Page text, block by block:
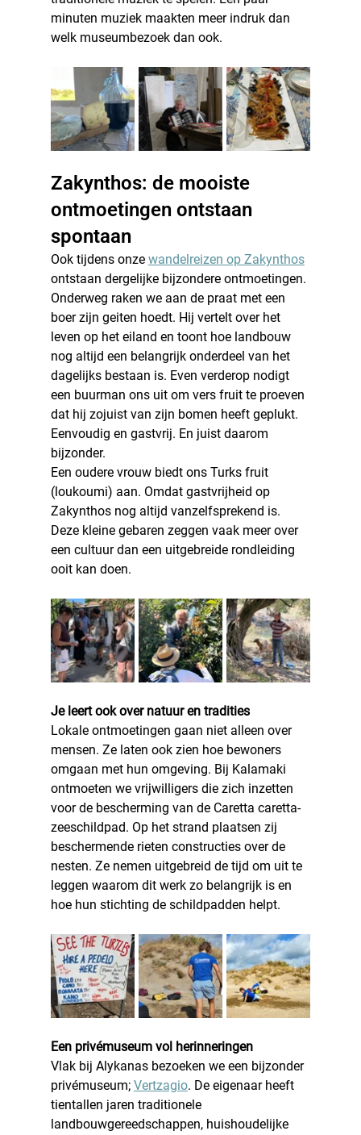
minuten muziek maakten meer indruk dan
welk museumbezoek dan ook.
Zakynthos: de mooiste
ontmoetingen ontstaan
spontaan
Ook tijdens onze wandelreizen op Zakynthos
ontstaan dergelijke bijzondere ontmoetingen.
Onderweg raken we aan de praat met een
boer zijn geiten hoedt. Hij vertelt over het
leven op het eiland en toont hoe landbouw
nog altijd een belangrijk onderdeel van het
dagelijks bestaan is. Even verderop nodigt
een buurman ons uit om vers fruit te proeven
dat hij zojuist van zijn bomen heeft geplukt.
Eenvoudig en gastvrij. En juist daarom
bijzonder.
Een oudere vrouw biedt ons Turks fruit
(loukoumi) aan. Omdat gastvrijheid op
Zakynthos nog altijd vanzelfsprekend is.
Deze kleine gebaren zeggen vaak meer over
een cultuur dan een uitgebreide rondleiding
ooit kan doen.
Je leert ook over natuur en tradities
Lokale ontmoetingen gaan niet alleen over
mensen. Ze laten ook zien hoe bewoners
omgaan met hun omgeving. Bij Kalamaki
ontmoeten we vrijwilligers die zich inzetten
voor de bescherming van de Caretta caretta-
zeeschildpad. Op het strand plaatsen zij
beschermende rieten constructies over de
nesten. Ze nemen uitgebreid de tijd om uit te
leggen waarom dit werk zo belangrijk is en
hoe hun stichting de schildpadden helpt.
Een privémuseum vol herinneringen
Vlak bij Alykanas bezoeken we een bijzonder
privémuseum; Vertzagio. De eigenaar heeft
tientallen jaren traditionele
landbouwgereedschappen, huishoudelijke